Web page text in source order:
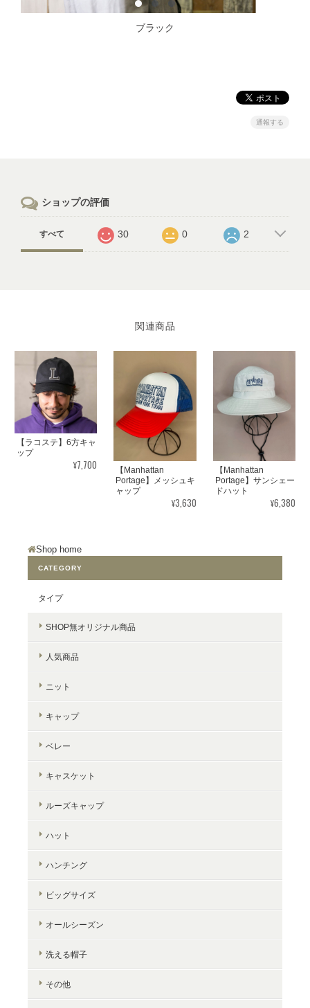
ブラック
通報する
ショップの評価
すべて 30 0 2
関連商品
【ラコステ】6方キャ
ップ
¥7,700
【Manhattan
Portage】メッシュキ
ャップ
¥3,630
【Manhattan
Portage】サンシェー
ドハット
¥6,380
Shop home
CATEGORY
タイプ
SHOP無オリジナル商品
人気商品
ニット
キャップ
ベレー
キャスケット
ルーズキャップ
ハット
ハンチング
ビッグサイズ
オールシーズン
洗える帽子
その他